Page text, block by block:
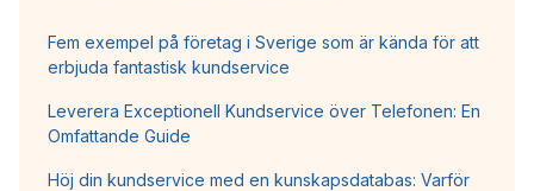
Fem exempel på företag i Sverige som är kända för att
erbjuda fantastisk kundservice
Leverera Exceptionell Kundservice över Telefonen: En
Omfattande Guide
Höj din kundservice med en kunskapsdatabas: Varför